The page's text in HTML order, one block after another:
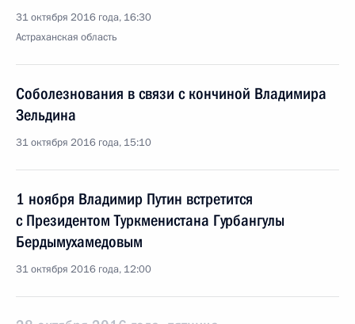
31 октября 2016 года, 16:30
Астраханская область
Соболезнования в связи с кончиной Владимира
Зельдина
31 октября 2016 года, 15:10
1 ноября Владимир Путин встретится
с Президентом Туркменистана Гурбангулы
Бердымухамедовым
31 октября 2016 года, 12:00